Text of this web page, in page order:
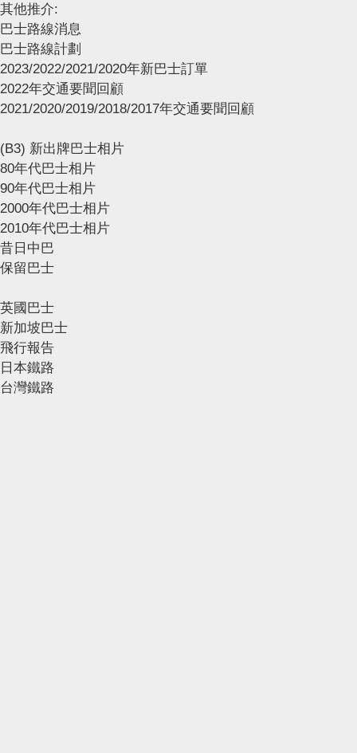
其他推介:
巴士路線消息
巴士路線計劃
2023/2022/2021/2020年新巴士訂單
2022年交通要聞回顧
2021/2020/2019/2018/2017年交通要聞回顧
(B3) 新出牌巴士相片
80年代巴士相片
90年代巴士相片
2000年代巴士相片
2010年代巴士相片
昔日中巴
保留巴士
英國巴士
新加坡巴士
飛行報告
日本鐵路
台灣鐵路